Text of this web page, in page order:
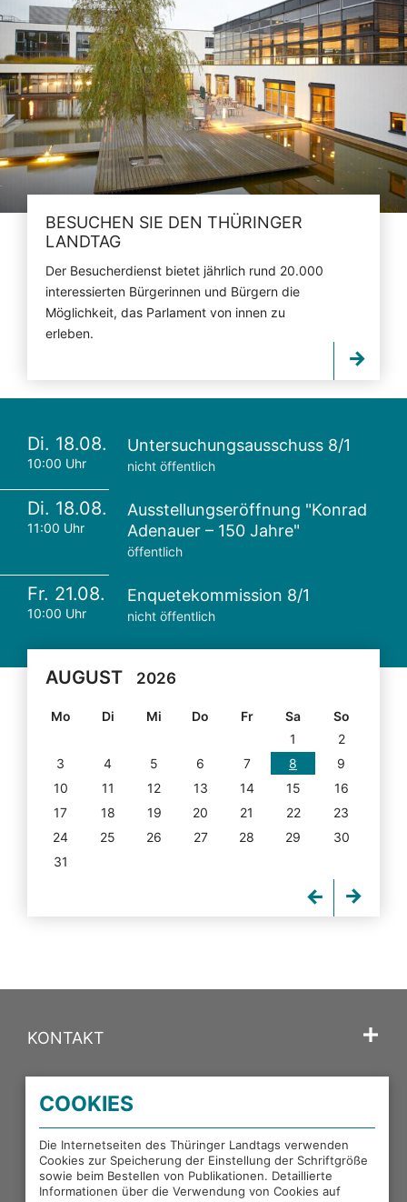
BESUCHEN SIE DEN THÜRINGER
LANDTAG
Der Besucherdienst bietet jährlich rund 20.000
interessierten Bürgerinnen und Bürgern die
Möglichkeit, das Parlament von innen zu
erleben.
Di. 18.08.
10:00 Uhr
Untersuchungsausschuss 8/1
nicht öffentlich
Di. 18.08.
11:00 Uhr
Ausstellungseröffnung "Konrad
Adenauer – 150 Jahre"
öffentlich
Fr. 21.08.
10:00 Uhr
Enquetekommission 8/1
nicht öffentlich
AUGUST 2026
Mo Di Mi Do Fr Sa
So
1
2
3
4 5 6 7 8
9
10
11 12 13 14 15
16
17
18 19 20 21 22
23
24
25 26 27 28 29
30
31
KONTAKT
PORTALE DES THÜRINGER LANDTAGS
EXTERNE LINKS
COOKIES
Die Internetseiten des Thüringer Landtags verwenden
Cookies zur Speicherung der Einstellung der Schriftgröße
sowie beim Bestellen von Publikationen. Detaillierte
Informationen über die Verwendung von Cookies auf